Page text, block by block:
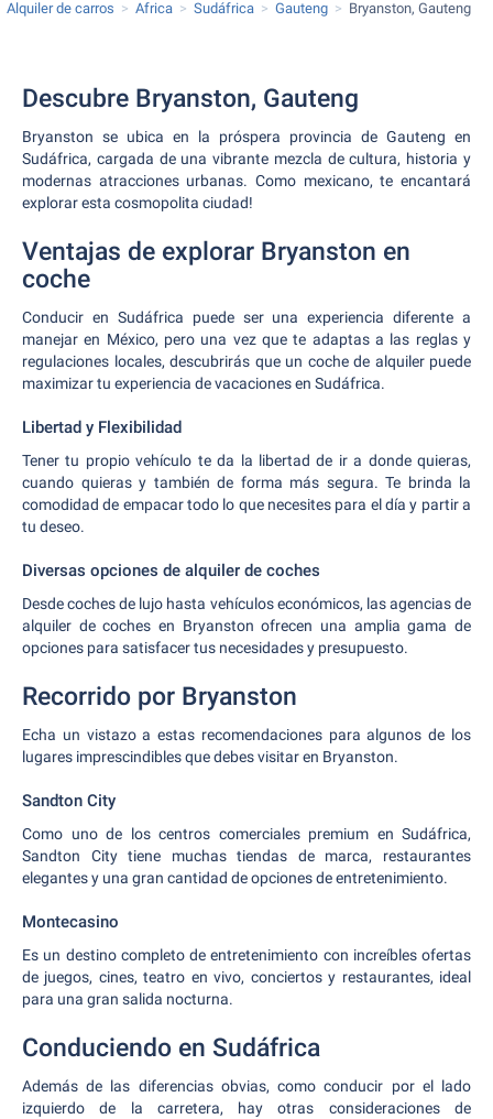
Alquiler de carros Africa Sudáfrica Gauteng Bryanston, Gauteng
Descubre Bryanston, Gauteng
Bryanston se ubica en la próspera provincia de Gauteng en
Sudáfrica, cargada de una vibrante mezcla de cultura, historia y
modernas atracciones urbanas. Como mexicano, te encantará
explorar esta cosmopolita ciudad!
Ventajas de explorar Bryanston en
coche
Conducir en Sudáfrica puede ser una experiencia diferente a
manejar en México, pero una vez que te adaptas a las reglas y
regulaciones locales, descubrirás que un coche de alquiler puede
maximizar tu experiencia de vacaciones en Sudáfrica.
Libertad y Flexibilidad
Tener tu propio vehículo te da la libertad de ir a donde quieras,
cuando quieras y también de forma más segura. Te brinda la
comodidad de empacar todo lo que necesites para el día y partir a
tu deseo.
Diversas opciones de alquiler de coches
Desde coches de lujo hasta vehículos económicos, las agencias de
alquiler de coches en Bryanston ofrecen una amplia gama de
opciones para satisfacer tus necesidades y presupuesto.
Recorrido por Bryanston
Echa un vistazo a estas recomendaciones para algunos de los
lugares imprescindibles que debes visitar en Bryanston.
Sandton City
Como uno de los centros comerciales premium en Sudáfrica,
Sandton City tiene muchas tiendas de marca, restaurantes
elegantes y una gran cantidad de opciones de entretenimiento.
Montecasino
Es un destino completo de entretenimiento con increíbles ofertas
de juegos, cines, teatro en vivo, conciertos y restaurantes, ideal
para una gran salida nocturna.
Conduciendo en Sudáfrica
Además de las diferencias obvias, como conducir por el lado
izquierdo de la carretera, hay otras consideraciones de